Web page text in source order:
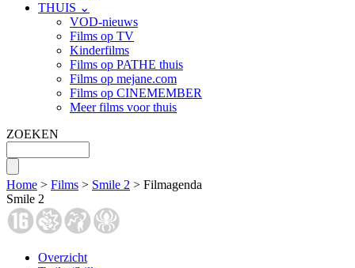
THUIS ⌄
VOD-nieuws
Films op TV
Kinderfilms
Films op PATHE thuis
Films op mejane.com
Films op CINEMEMBER
Meer films voor thuis
ZOEKEN
Home > Films > Smile 2 > Filmagenda
Smile 2
Overzicht